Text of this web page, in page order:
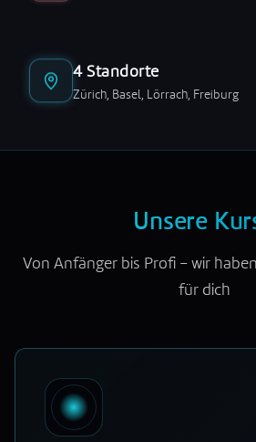
4 Standorte
Zürich, Basel, Lörrach, Freiburg
Unsere
Von Anfänger bis Profi – wir
für dich